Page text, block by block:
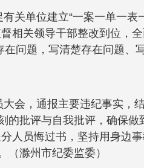
关单位建立“一案一单一
相关领导干部整改到位，
问题，写清楚存在问题、
会，通报主要违纪事实，
批评与自我批评，确保做
人员悔过书，坚持用身边
滁州市纪委监委）